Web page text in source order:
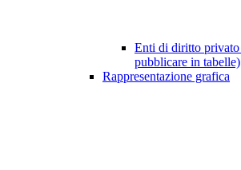
Enti di diritto
pubblicare in tabelle)
Rappresentazione grafica